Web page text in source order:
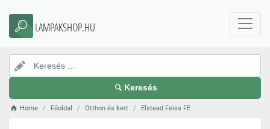
LAMPAKSHOP.HU
Keresés
Home Főoldal Otthon és kert Elstead Feiss FE